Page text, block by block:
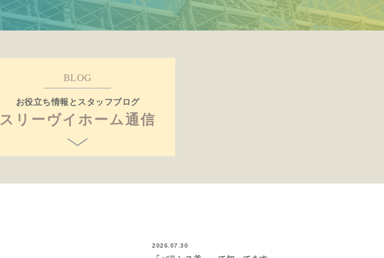
BLOG
お役立ち情報とスタッフブログ
スリーヴイホーム通信
2026.07.30